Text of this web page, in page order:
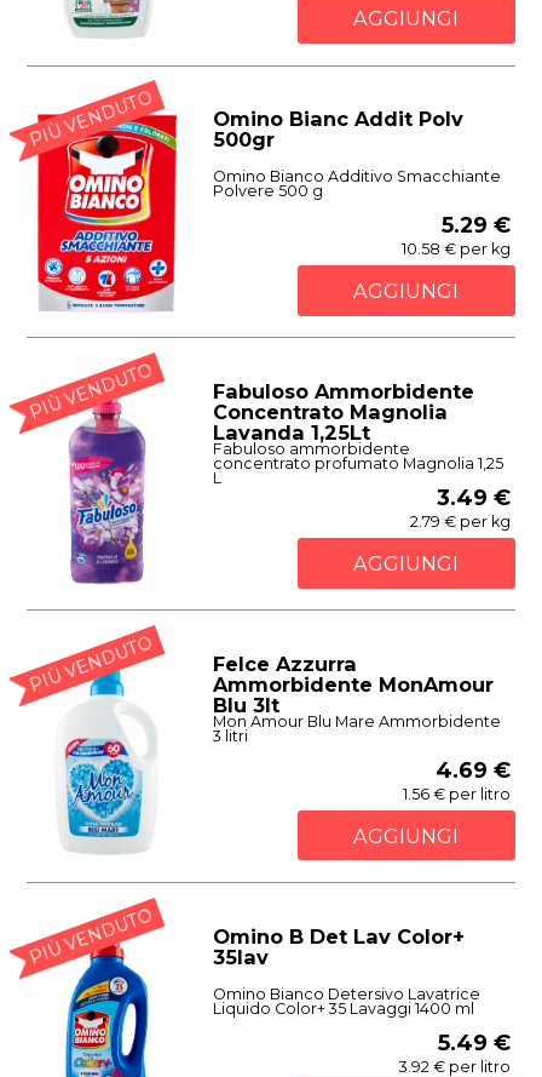
AGGIUNGI
PIÙ VENDUTO
Omino Bianc Addit Polv
500gr
Omino Bianco Additivo Smacchiante
Polvere 500 g
5.29 €
10.58 € per kg
AGGIUNGI
PIÙ VENDUTO
Fabuloso Ammorbidente
Concentrato Magnolia
Lavanda 1,25Lt
Fabuloso ammorbidente
concentrato profumato Magnolia 1,25
L
3.49 €
2.79 € per kg
AGGIUNGI
PIÙ VENDUTO
Felce Azzurra
Ammorbidente MonAmour
Blu 3lt
Mon Amour Blu Mare Ammorbidente
3 litri
4.69 €
1.56 € per litro
AGGIUNGI
PIÙ VENDUTO
Omino B Det Lav Color+
35lav
Omino Bianco Detersivo Lavatrice
Liquido Color+ 35 Lavaggi 1400 ml
5.49 €
3.92 € per litro